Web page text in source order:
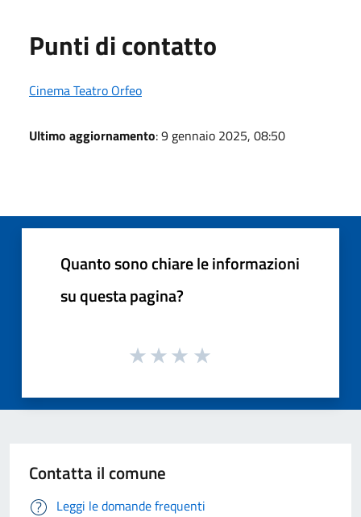
Punti di contatto
Cinema Teatro Orfeo
Ultimo aggiornamento: 9 gennaio 2025, 08:50
Quanto sono chiare le informazioni
su questa pagina?
Contatta il comune
Leggi le domande frequenti